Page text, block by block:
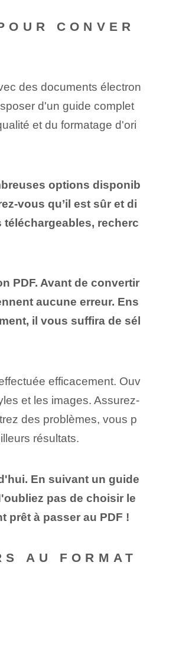
CONVER
des documents électron
d'un guide complet
et du formatage d'ori
options disponib
vous qu’il est sûr et di
recherc
PDF. Avant de convertir
aucune erreur. Ens
il vous suffira de sél
efficacement. Ouv
et les images. Assurez-
des problèmes, vous p
résultats.
En suivant un guide
pas de choisir⁤ le
prêt à passer au PDF !
AU FORMAT